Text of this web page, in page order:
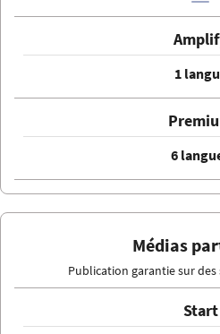
1
6
Médias
Publication garantie sur